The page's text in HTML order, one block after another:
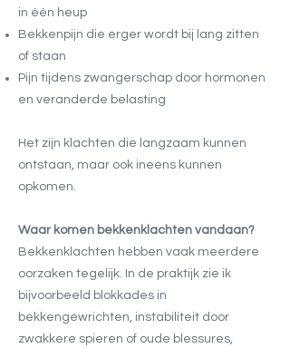
in één heup
Bekkenpijn die erger wordt bij lang zitten
of staan
Pijn tijdens zwangerschap door hormonen
en veranderde belasting
Het zijn klachten die langzaam kunnen
ontstaan, maar ook ineens kunnen
opkomen.
Waar komen bekkenklachten vandaan?
Bekkenklachten hebben vaak meerdere
oorzaken tegelijk. In de praktijk zie ik
bijvoorbeeld blokkades in
bekkengewrichten, instabiliteit door
zwakkere spieren of oude blessures,